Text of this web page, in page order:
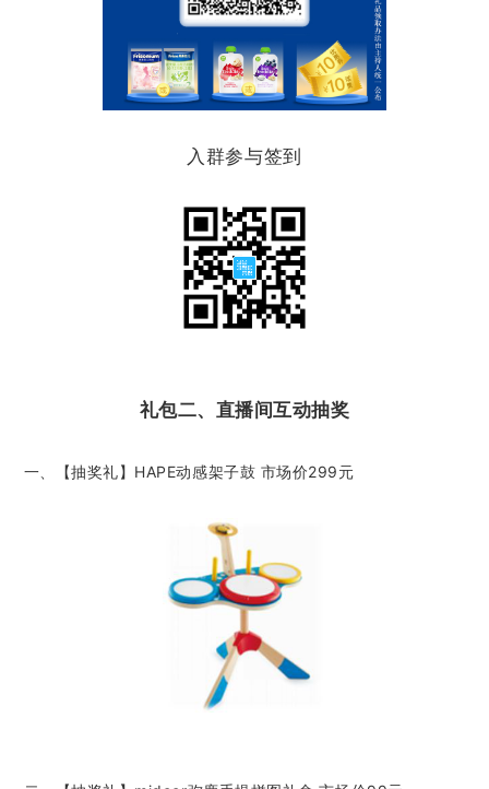
入群参与签到
礼包二、直播间互动抽奖
一、【抽奖礼】HAPE动感架子鼓 市场价299元